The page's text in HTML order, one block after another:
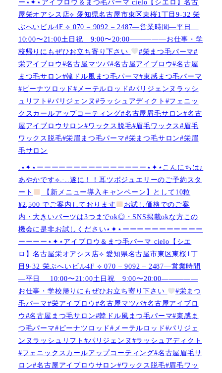
ー⋆✦⋆アイブロウ＆まつ毛パーマ cielo【シエロ】名古
屋栄オアシス店︎︎⟡ 愛知県名古屋市東区東桜1丁目9-32 栄
ぶへいビル4F ︎︎⟡ 070 – 9092 – 2487—営業時間—平日
10:00〜21:00土日祝 9:00〜20:00—————お仕事・学
校帰りにもぜひお立ち寄り下さい
#栄まつ毛パーマ#
栄アイブロウ#名古屋マツパ#名古屋アイブロウ#名古屋
まつ毛サロン#韓ドル風まつ毛パーマ#束感まつ毛パーマ
#ピーナツロッド#メーテルロッド#パリジェンヌラッシ
ュリフト#パリジェンヌ#ラッシュアディクト#フェニッ
クスカールアップコーティング#名古屋眉毛サロン#名古
屋アイブロウサロン#ワックス脱毛#眉毛ワックス#眉毛
ワックス脱毛#栄眉まつ毛パーマ#栄まつ毛サロン#栄眉
毛サロン
.⋆✦⋆ーーーーーーーーーーーーーーー⋆✦⋆こんにちは♪
あやかです︎⟡.·..遂に！！耳ツボジュエリーのご予約スタ
ート
【新メニュー導入キャンペーン】として10粒
¥2,500 でご案内しております
お試し価格でのご案
内・大きいパーツは3つまでok◎・SNS掲載okな方この
機会に是非お試しください⋆✦⋆ーーーーーーーーーーー
ーーーー⋆✦⋆アイブロウ＆まつ毛パーマ cielo【シエ
ロ】名古屋栄オアシス店︎︎⟡ 愛知県名古屋市東区東桜1丁
目9-32 栄ぶへいビル4F ︎︎⟡ 070 – 9092 – 2487—営業時間
—平日 10:00〜21:00土日祝 9:00〜20:00—————
お仕事・学校帰りにもぜひお立ち寄り下さい
#栄まつ
毛パーマ#栄アイブロウ#名古屋マツパ#名古屋アイブロ
ウ#名古屋まつ毛サロン#韓ドル風まつ毛パーマ#束感ま
つ毛パーマ#ピーナツロッド#メーテルロッド#パリジェ
ンヌラッシュリフト#パリジェンヌ#ラッシュアディクト
#フェニックスカールアップコーティング#名古屋眉毛サ
ロン#名古屋アイブロウサロン#ワックス脱毛#眉毛ワッ